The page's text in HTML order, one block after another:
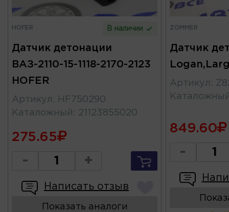
HOFER В наличии
Датчик детонации
ВАЗ-2110-15-1118-2170-2123
HOFER
Артикул :
HF750290
Каталожный : 21123855020
275.65
- +
Написать отзыв
Показать аналоги
ZOMMER
Датчик
Артикул :
849.60
-